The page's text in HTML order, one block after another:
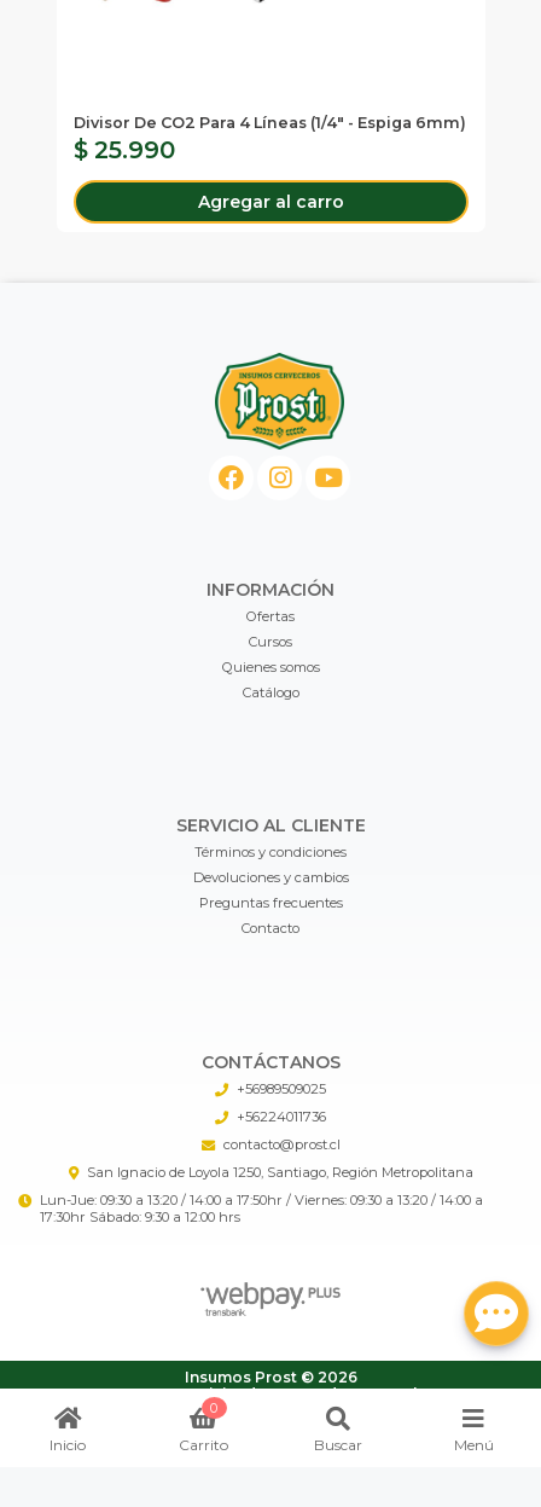
Divisor De CO2 Para 4 Líneas (1/4" - Espiga 6mm)
$ 25.990
Agregar al carro
INFORMACIÓN
Ofertas
Cursos
Quienes somos
Catálogo
SERVICIO AL CLIENTE
Términos y condiciones
Devoluciones y cambios
Preguntas frecuentes
Contacto
CONTÁCTANOS
+56989509025
+56224011736
contacto@prost.cl
San Ignacio de Loyola 1250, Santiago, Región Metropolitana
Lun-Jue: 09:30 a 13:20 / 14:00 a 17:50hr / Viernes: 09:30 a 13:20 / 14:00 a
17:30hr Sábado: 9:30 a 12:00 hrs
Insumos Prost © 2026
¿Te gusta mi tienda? Yo vendo conBsale
Inicio
0
Carrito Buscar Menú